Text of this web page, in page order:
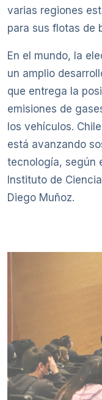
varias regiones
para sus flotas de
En el mundo, la
un amplio
que entrega la
emisiones de
los vehículos.
está avanzando
tecnología, según
Instituto de
Diego Muñoz.